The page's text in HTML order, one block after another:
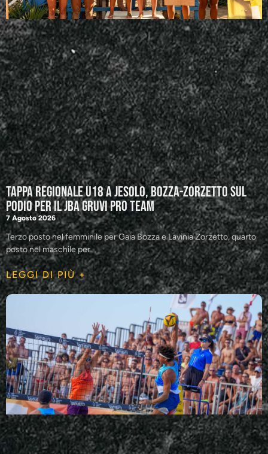
Tappa regionale U18 a Jesolo, Bozza-Zorzetto sul
podio per il JBA GRUVI Pro Team
7 Agosto 2026
Terzo posto nel femminile per Gaia Bozza e Lavinia Zorzetto, quarto
posto nel maschile per
LEGGI DI PIÙ +